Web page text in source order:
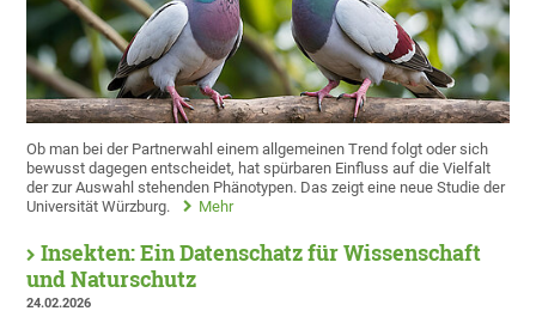
Ob man bei der Partnerwahl einem allgemeinen Trend folgt oder sich
bewusst dagegen entscheidet, hat spürbaren Einfluss auf die Vielfalt
der zur Auswahl stehenden Phänotypen. Das zeigt eine neue Studie der
Universität Würzburg.
Mehr
Insekten: Ein Datenschatz für Wissenschaft
und Naturschutz
24.02.2026